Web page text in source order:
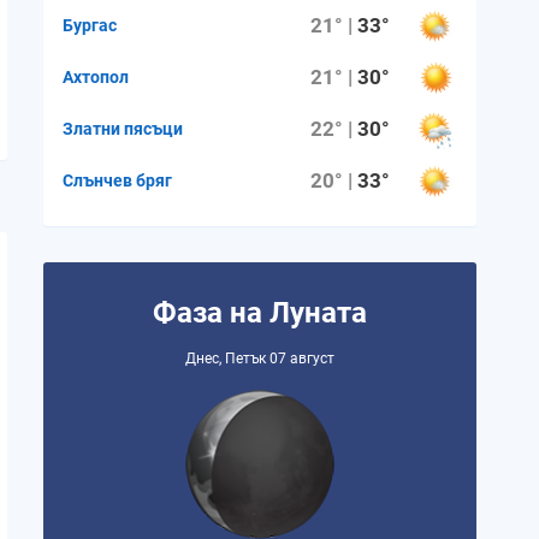
Бургас 21° |33°
Ахтопол 21° |30°
Златни пясъци 22° |30°
Слънчев бряг 20° |33°
Фаза на Луната
Днес, Петък 07 август